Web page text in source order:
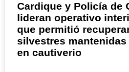
Cardique y Policía de
lideran operativo
que permitió
silvestres
en cautiverio